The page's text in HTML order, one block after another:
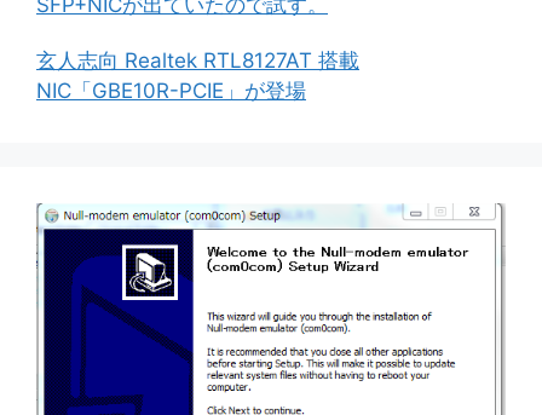
玄人志向 Realtek RTL8127AT 搭載
NIC「GBE10R-PCIE」が登場